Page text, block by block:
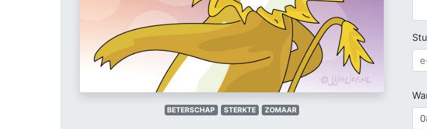
BETERSCHAP STERKTE ZOMAAR